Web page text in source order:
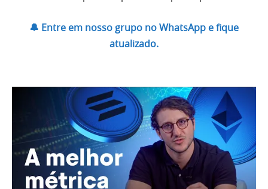
🔔 Entre em nosso grupo no WhatsApp e fique
atualizado.